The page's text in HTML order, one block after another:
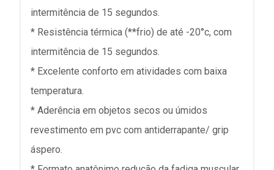
intermitência de 15 segundos.
* Resistência térmica (**frio) de até -20°c, com
intermitência de 15 segundos.
* Excelente conforto em atividades com baixa
temperatura.
* Aderência em objetos secos ou úmidos
revestimento em pvc com antiderrapante/ grip
áspero.